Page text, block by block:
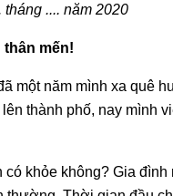
tháng .... năm 2020
mến!
một năm mình xa quê
thành phố, nay mình
có khỏe không? Gia đình